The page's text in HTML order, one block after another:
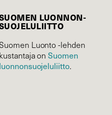
LUONNON­
Luonto -lehden
kustantaja onSuomen
luonnonsuojelu­liitto.